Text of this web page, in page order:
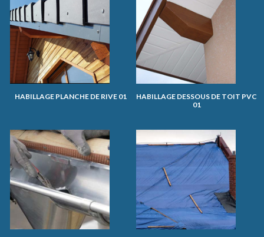
HABILLAGE PLANCHE DE RIVE 01
HABILLAGE DESSOUS DE TOIT PVC
01